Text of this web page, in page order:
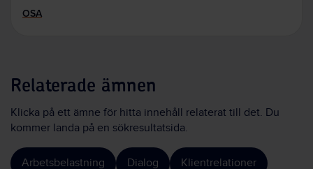
OSA
Relaterade ämnen
Klicka på ett ämne för hitta innehåll relaterat till det. Du
kommer landa på en sökresultatsida.
Arbetsbelastning Dialog Klientrelationer